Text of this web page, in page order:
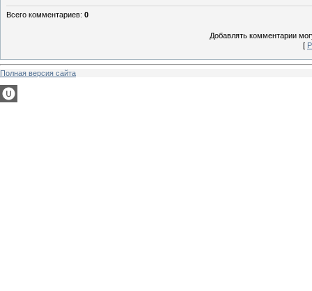
Всего комментариев: 0
Добавлять комментарии
[
Полная версия сайта